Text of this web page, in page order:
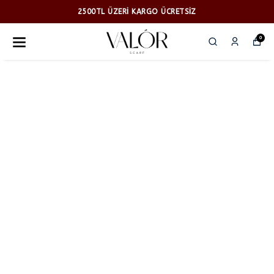
2500TL ÜZERİ KARGO ÜCRETSİZ
0